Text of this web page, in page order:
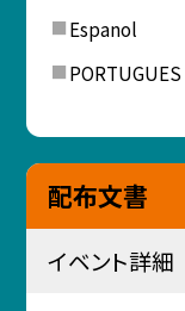
Espanol
PORTUGUES
配布文書
イベント詳細